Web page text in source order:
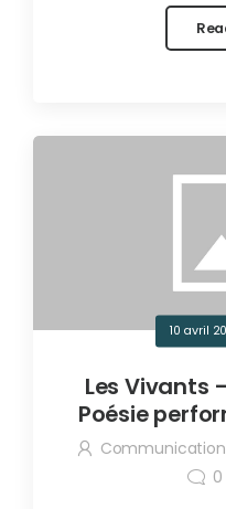
10 avril
Les Vivants
Poésie
0